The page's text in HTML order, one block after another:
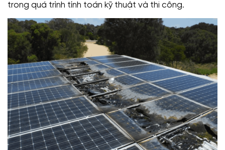
trong quá trình tính toán kỹ thuật và thi công.